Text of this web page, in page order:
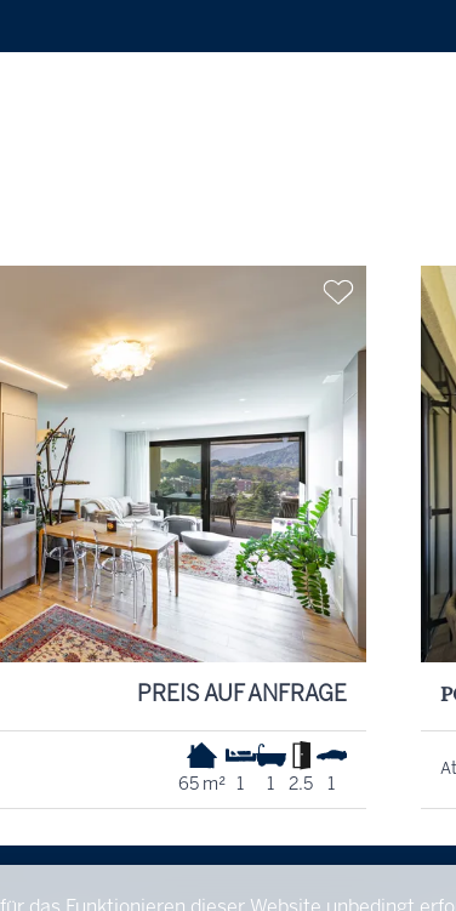
PREIS AUF ANFRAGE
65 m² 1 1 2.5 1